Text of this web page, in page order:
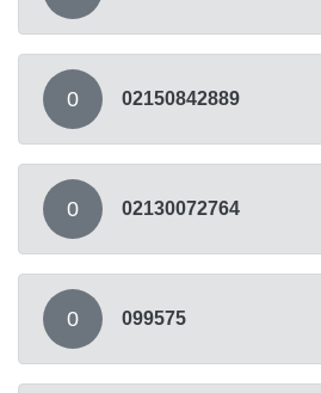
0 02150842889
0 02130072764
0 099575